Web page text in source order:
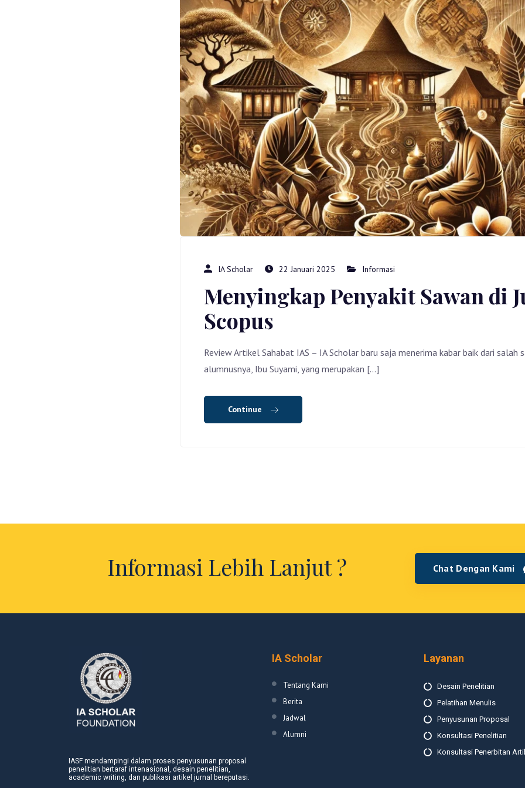
IA Scholar 22 Januari 2025 Informasi
Menyingkap Penyakit Sawan di
Scopus
Review Artikel Sahabat IAS – IA Scholar baru saja menerima kabar baik dari salah
alumnusnya, Ibu Suyami, yang merupakan […]
Continue
Informasi Lebih Lanjut ? Chat Dengan Kami
IASF mendampingi dalam proses penyusunan proposal
penelitian bertaraf intenasional, desain penelitian,
academic writing, dan publikasi artikel jurnal bereputasi.
IA Scholar
Tentang Kami
Berita
Jadwal
Alumni
Layanan
Desain Penelitian
Pelatihan Menulis
Penyusunan Proposal
Konsultasi Penelitian
Konsultasi Penerbitan